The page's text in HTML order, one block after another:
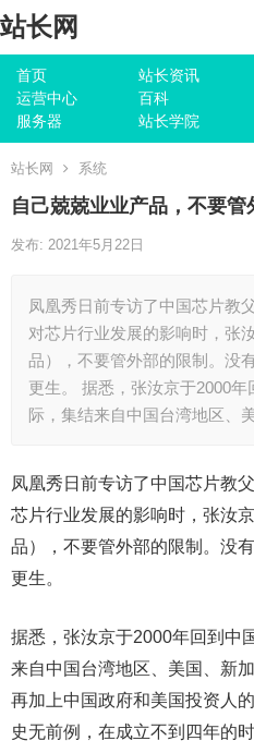
站长网
首页 站长资讯
运营中心
百科
服务器
站长学院
站长网 系统
自己兢兢业业产品，不要管
发布: 2021年5月22日
凤凰秀日前专访了中国芯片教
对芯片行业发展的影响时，张
品），不要管外部的限制。没
更生。 据悉，张汝京于2000
际，集结来自中国台湾地区、美
凤凰秀日前专访了中国芯片教
芯片行业发展的影响时，张汝
品），不要管外部的限制。没
更生。
据悉，张汝京于2000年回到中
来自中国台湾地区、美国、新
再加上中国政府和美国投资人
史无前例，在成立不到四年的